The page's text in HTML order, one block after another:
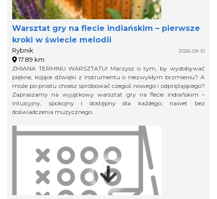
Warsztat gry na flecie indiańskim – pierwsze
kroki w świecie melodii
Rybnik 2026-09-10
17.89 km
ZMIANA TERMINU WARSZTATU! Marzysz o tym, by wydobywać
piękne, kojące dźwięki z instrumentu o niezwykłym brzmieniu? A
może po prostu chcesz spróbować czegoś nowego i odprężającego?
Zapraszamy na wyjątkowy warsztat gry na flecie indiańskim –
intuicyjny, spokojny i dostępny dla każdego, nawet bez
doświadczenia muzycznego.